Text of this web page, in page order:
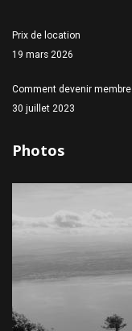
Prix de location
19 mars 2026
Comment devenir membre
30 juillet 2023
Photos